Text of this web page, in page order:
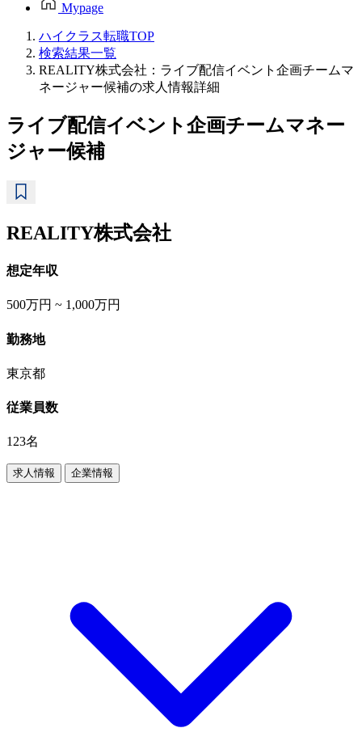
Mypage
ハイクラス転職TOP
検索結果一覧
REALITY株式会社：ライブ配信イベント企画チームマ
ネージャー候補の求人情報詳細
ライブ配信イベント企画チームマネー
ジャー候補
REALITY株式会社
想定年収
500万円 ~ 1,000万円
勤務地
東京都
従業員数
123名
求人情報 企業情報